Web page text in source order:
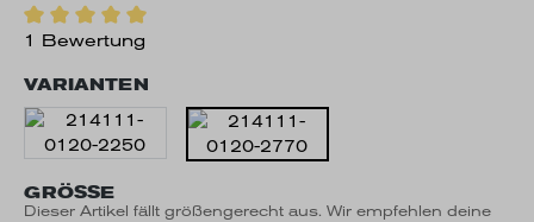
1 Bewertung
VARIANTEN
GRÖSSE
Dieser Artikel fällt größengerecht aus. Wir empfehlen deine